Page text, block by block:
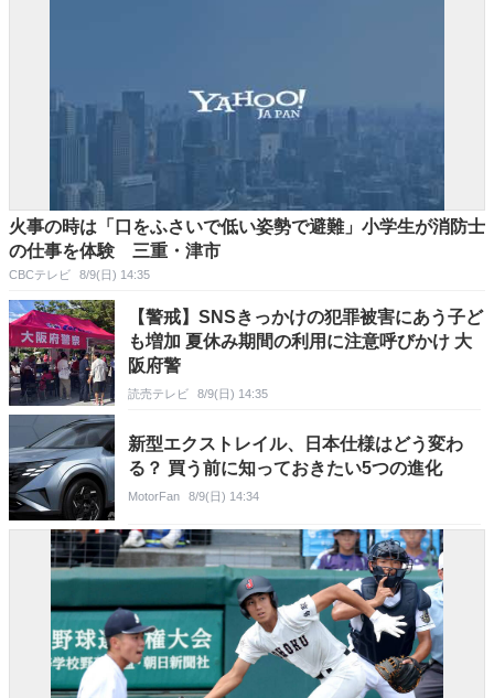
火事の時は「口をふさいで低い姿勢で避難」小学生が消防士
の仕事を体験 三重・津市
CBCテレビ 8/9(日) 14:35
【警戒】SNSきっかけの犯罪被害にあう子ど
も増加 夏休み期間の利用に注意呼びかけ 大
阪府警
読売テレビ 8/9(日) 14:35
新型エクストレイル、日本仕様はどう変わ
る？ 買う前に知っておきたい5つの進化
MotorFan 8/9(日) 14:34